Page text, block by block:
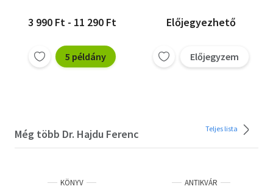
3 990 Ft - 11 290 Ft
5 példány
Előjegyezhető
Előjegyzem
Még több Dr. Hajdu Ferenc Teljes lista
KÖNYV ANTIKVÁR